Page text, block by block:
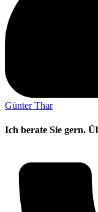
Günter Thar
Ich berate Sie gern.